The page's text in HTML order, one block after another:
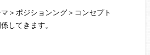
＞ポジションング＞コンセプト
してきます。